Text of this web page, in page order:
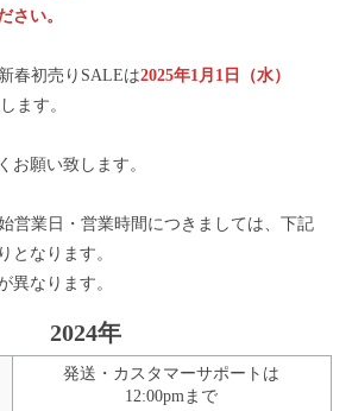
さい。
春初売りSALEは2025年1月1日（水）
ます。
お願い致します。
営業日・営業時間につきましては、下記
となります。
異なります。
2024年
発送・カスタマーサポートは
12:00pmまで